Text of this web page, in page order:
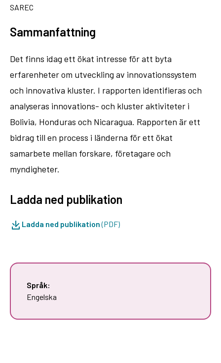
SAREC
Sammanfattning
Det finns idag ett ökat intresse för att byta
erfarenheter om utveckling av innovationssystem
och innovativa kluster. I rapporten identifieras och
analyseras innovations- och kluster aktiviteter i
Bolivia, Honduras och Nicaragua. Rapporten är ett
bidrag till en process i länderna för ett ökat
samarbete mellan forskare, företagare och
myndigheter.
Ladda ned publikation
Ladda ned publikation(PDF)
Språk:
Engelska